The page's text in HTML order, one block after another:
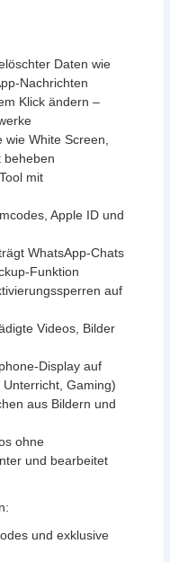
Daten wie
Nachrichten
Klick ändern –
White Screen,
beheben
mit
Apple ID und
WhatsApp-Chats
Funktion
auf
Videos, Bilder
Display auf
Gaming)
aus Bildern und
ohne
und bearbeitet
und exklusive